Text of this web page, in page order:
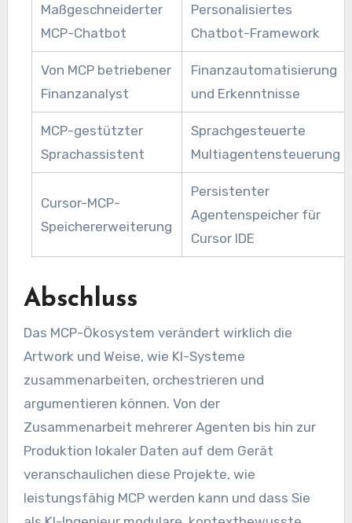
Maßgeschneiderter
MCP-Chatbot
Personalisiertes
Chatbot-Framework
Von MCP betriebener
Finanzanalyst
Finanzautomatisierung
und Erkenntnisse
MCP-gestützter
Sprachassistent
Sprachgesteuerte
Multiagentensteuerung
Cursor-MCP-
Speichererweiterung
Persistenter
Agentenspeicher für
Cursor IDE
Abschluss
Das MCP-Ökosystem verändert wirklich die
Artwork und Weise, wie KI-Systeme
zusammenarbeiten, orchestrieren und
argumentieren können. Von der
Zusammenarbeit mehrerer Agenten bis hin zur
Produktion lokaler Daten auf dem Gerät
veranschaulichen diese Projekte, wie
leistungsfähig MCP werden kann und dass Sie